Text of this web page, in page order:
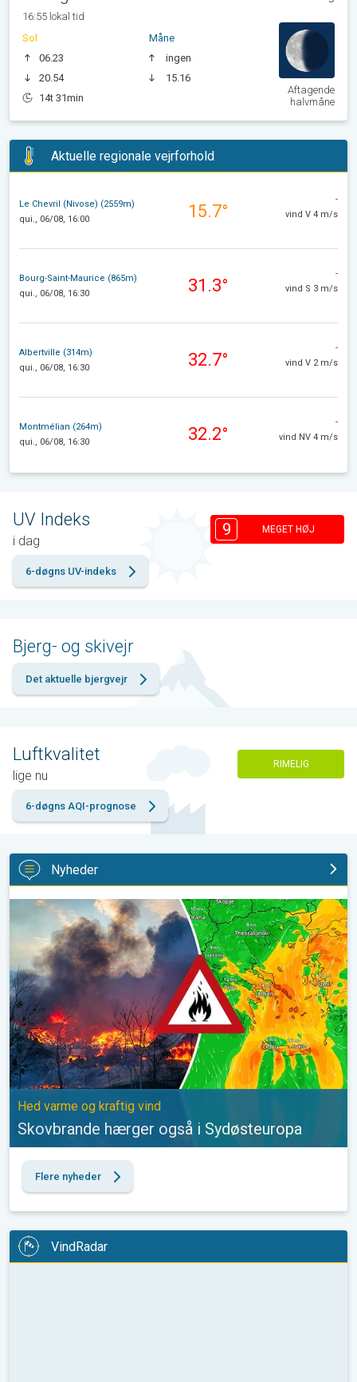
16:55 lokal tid
Sol
06.23
20.54
14t 31min
Måne
ingen
15.16
Aftagende
halvmåne
Aktuelle regionale vejrforhold
Le Chevril (Nivose) (2559m)
qui., 06/08, 16:00
15.7°
-
vind V 4 m/s
Bourg-Saint-Maurice (865m)
qui., 06/08, 16:30
31.3°
-
vind S 3 m/s
Albertville (314m)
qui., 06/08, 16:30
32.7°
-
vind V 2 m/s
Montmélian (264m)
qui., 06/08, 16:30
32.2°
-
vind NV 4 m/s
UV Indeks
i dag
9 MEGET HØJ
6-døgns UV-indeks
Bjerg- og skivejr
Det aktuelle bjergvejr
Luftkvalitet
lige nu
RIMELIG
6-døgns AQI-prognose
Nyheder
Skovbrande hærger også i Sydøsteuropa. Hed varme og
Hed varme og kraftig vind
Skovbrande hærger også i Sydøsteuropa
Flere nyheder
VindRadar